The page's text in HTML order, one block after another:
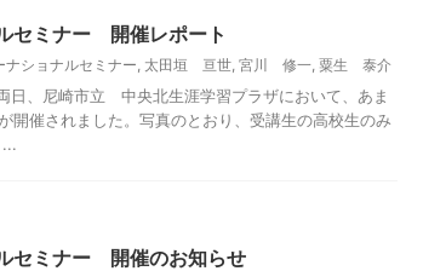
セミナー 開催レポート
ナショナルセミナー 太田垣 亘世 宮川 修一 粟生 泰介
、尼崎市立 中央北生涯学習プラザにおいて、あま
開催されました。写真のとおり、受講生の高校生のみ
セミナー 開催のお知らせ